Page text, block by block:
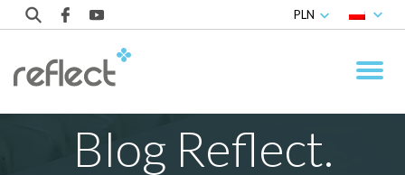
PLN
Blog Reflect.